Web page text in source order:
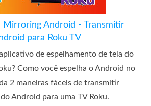
Mirroring Android - Transmitir
para Roku TV
de espelhamento de tela do
Como você espelha o Android no
2 maneiras fáceis de transmitir
Android para uma TV Roku.